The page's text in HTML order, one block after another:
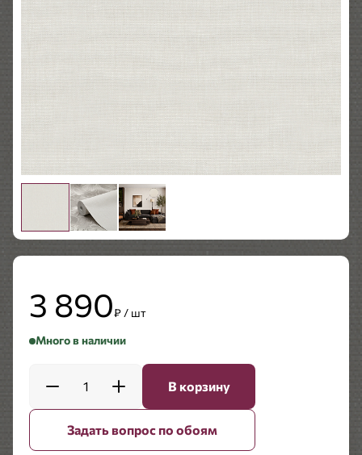
3 890₽ / шт
Много в наличии
1 В корзину
Задать вопрос по обоям